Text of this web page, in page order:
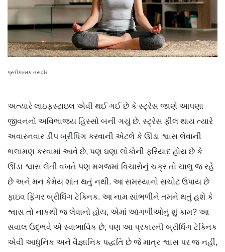
પ્રતીકાત્મક તસવીર
અત્યારે લાઇફસ્ટાઇલ એવી થઈ ગઈ છે કે સ્ટ્રેસ જાણે આપણા
જીવનનો અવિભાજ્ય હિસ્સો બની ગયું છે. સ્ટ્રેસ ફીલ થાય ત્યારે
અવારનવાર ડીપ બ્રીધિંગ કરવાની એટલે કે ઊંડા શ્વાસ લેવાની
ભલામણ કરવામાં આવે છે, પણ ઘણા લોકોની ફરિયાદ હોય છે કે
ઊંડા શ્વાસ લેતી વખતે પણ મગજમાં વિચારોનું ચક્ર તો ચાલુ જ રહે
છે અને મન કેમેય શાંત થતું નથી. આ સમસ્યાનો સચોટ ઉપાય છે
ફાઇવ ફિંગર બ્રીધિંગ ટેક્નિક. આ નામ સાંભળીને તમને થતું હશે કે
શ્વાસ તો નાકથી જ લેવાનો હોય, એમાં આંગળીઓનું શું કામ? આ
સવાલ ઉદ્ભવે એ સ્વાભાવિક છે, પણ આ પ્રકારની બ્રીધિંગ ટેક્નિક
એવી આધુનિક અને વૈજ્ઞાનિક પદ્ધતિ છે જે માત્ર શ્વાસ પર જ નહીં,